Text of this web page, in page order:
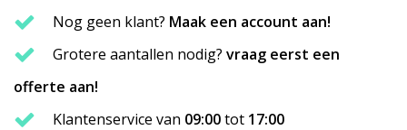
Nog geen klant? Maak een account aan!
Grotere aantallen nodig? vraag eerst een
offerte aan!
Klantenservice van 09:00tot 17:00